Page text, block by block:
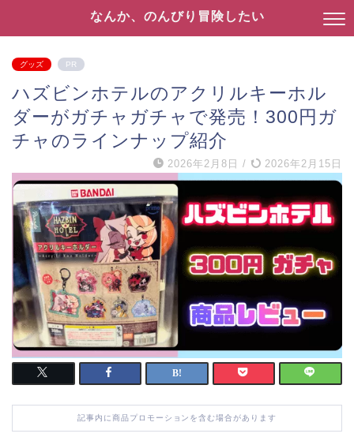
なんか、のんびり冒険したい
グッズ PR
ハズビンホテルのアクリルキーホル
ダーがガチャガチャで発売！300円ガ
チャのラインナップ紹介
2026年2月8日 / 2026年2月15日
記事内に商品プロモーションを含む場合があります